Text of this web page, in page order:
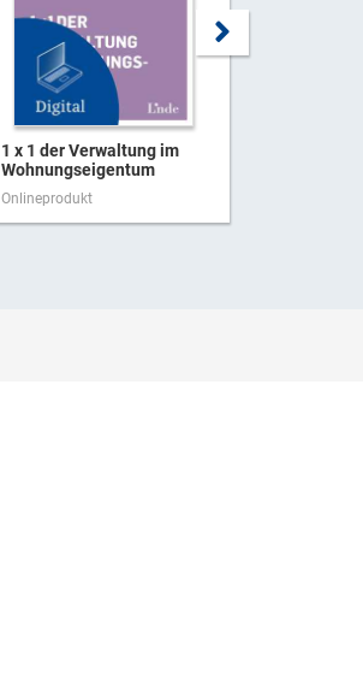
1 x 1 der Verwaltung im
Wohnungseigentum
Onlineprodukt